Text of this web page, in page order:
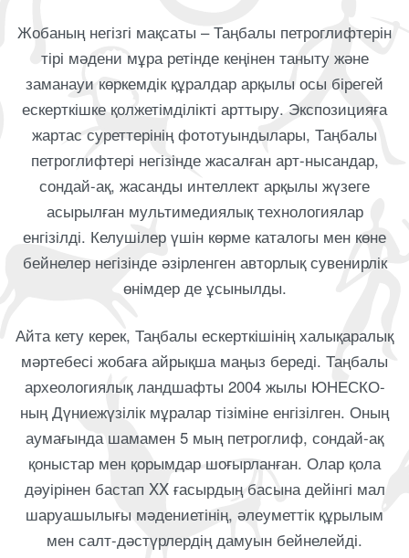
Жобаның негізгі мақсаты – Таңбалы петроглифтерін
тірі мәдени мұра ретінде кеңінен таныту және
заманауи көркемдік құралдар арқылы осы бірегей
ескерткішке қолжетімділікті арттыру. Экспозицияға
жартас суреттерінің фототуындылары, Таңбалы
петроглифтері негізінде жасалған арт-нысандар,
сондай-ақ, жасанды интеллект арқылы жүзеге
асырылған мультимедиялық технологиялар
енгізілді. Келушілер үшін көрме каталогы мен көне
бейнелер негізінде әзірленген авторлық сувенирлік
өнімдер де ұсынылды.
Айта кету керек, Таңбалы ескерткішінің халықаралық
мәртебесі жобаға айрықша маңыз береді. Таңбалы
археологиялық ландшафты 2004 жылы ЮНЕСКО-
ның Дүниежүзілік мұралар тізіміне енгізілген. Оның
аумағында шамамен 5 мың петроглиф, сондай-ақ
қоныстар мен қорымдар шоғырланған. Олар қола
дәуірінен бастап XX ғасырдың басына дейінгі мал
шаруашылығы мәдениетінің, әлеуметтік құрылым
мен салт-дәстүрлердің дамуын бейнелейді.